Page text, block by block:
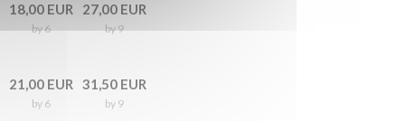
18,00 EUR
by 6
27,00 EUR
by 9
21,00 EUR
by 6
31,50 EUR
by 9